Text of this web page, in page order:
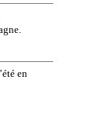
en